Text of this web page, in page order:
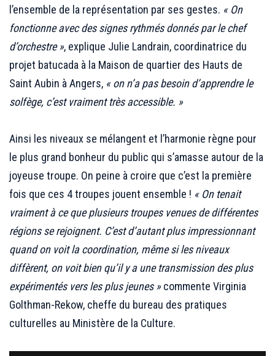
l’ensemble de la représentation par ses gestes. « On
fonctionne avec des signes rythmés donnés par le chef
d’orchestre », explique Julie Landrain, coordinatrice du
projet batucada à la Maison de quartier des Hauts de
Saint Aubin à Angers, « on n’a pas besoin d’apprendre le
solfège, c’est vraiment très accessible. »
Ainsi les niveaux se mélangent et l’harmonie règne pour
le plus grand bonheur du public qui s’amasse autour de la
joyeuse troupe. On peine à croire que c’est la première
fois que ces 4 troupes jouent ensemble ! « On tenait
vraiment à ce que plusieurs troupes venues de différentes
régions se rejoignent. C’est d’autant plus impressionnant
quand on voit la coordination, même si les niveaux
diffèrent, on voit bien qu’il y a une transmission des plus
expérimentés vers les plus jeunes » commente Virginia
Golthman-Rekow, cheffe du bureau des pratiques
culturelles au Ministère de la Culture.